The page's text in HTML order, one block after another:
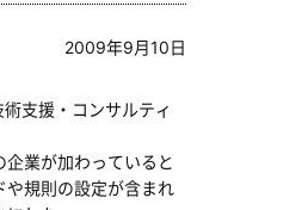
2009年9月10日
支援・コンサルティ
業が加わっていると
や規則の設定が含まれ